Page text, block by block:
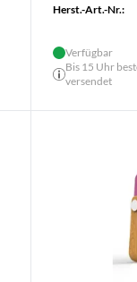
Herst.-Art.-Nr.:
Verfügbar
Bis 15 Uhr
versendet